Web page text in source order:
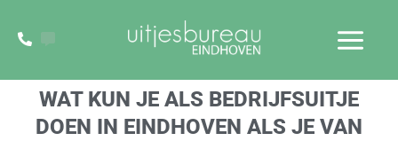
naar
inhoudWAT KUN JE ALS BEDRIJFSUITJE
DOEN IN EINDHOVEN ALS JE VAN